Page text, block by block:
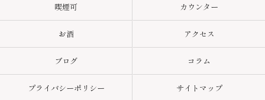
喫煙可 カウンター
お酒 アクセス
ブログ コラム
プライバシーポリシー サイトマップ